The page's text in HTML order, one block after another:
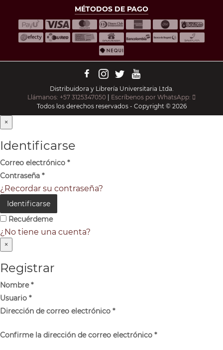
MÉTODOS DE PAGO
Distribuidora y Librería Universitaria Ltda.
Llámanos: +57 3125347050 | Escríbenos por WhatsApp:
Todos los derechos reservados - Copyright © 2026
×
Identificarse
Correo electrónico *
Contraseña *
¿Recordar su contraseña?
Identificarse
Recuérdeme
¿No tiene una cuenta?
×
Registrar
Nombre*
Usuario *
Dirección de correo electrónico *
Confirme la dirección de correo electrónico *